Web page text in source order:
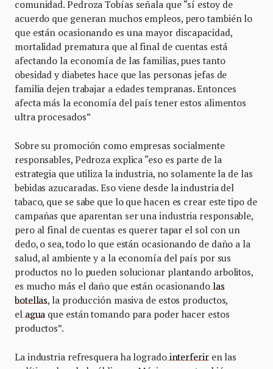
comunidad. Pedroza Tobías señala que “sí estoy de
acuerdo que generan muchos empleos, pero también lo
que están ocasionando es una mayor discapacidad,
mortalidad prematura que al final de cuentas está
afectando la economía de las familias, pues tanto
obesidad y diabetes hace que las personas jefas de
familia dejen trabajar a edades tempranas. Entonces
afecta más la economía del país tener estos alimentos
ultra procesados”
Sobre su promoción como empresas socialmente
responsables, Pedroza explica “eso es parte de la
estrategia que utiliza la industria, no solamente la de las
bebidas azucaradas. Eso viene desde la industria del
tabaco, que se sabe que lo que hacen es crear este tipo de
campañas que aparentan ser una industria responsable,
pero al final de cuentas es querer tapar el sol con un
dedo, o sea, todo lo que están ocasionando de daño a la
salud, al ambiente y a la economía del país por sus
productos no lo pueden solucionar plantando arbolitos,
es mucho más el daño que están ocasionandolas
botellas, la producción masiva de estos productos,
elagua que están tomando para poder hacer estos
productos”.
La industria refresquera ha logradointerferiren las